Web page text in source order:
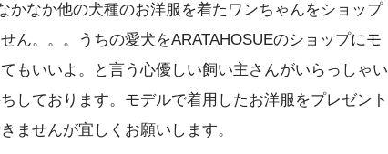
かなか他の犬種のお洋服を着たワンちゃんをショップ
ん。。。うちの愛犬をARATAHOSUEのショップにモ
もいいよ。と言う心優しい飼い主さんがいらっしゃい
しております。モデルで着用したお洋服をプレゼント
ませんが宜しくお願いします。